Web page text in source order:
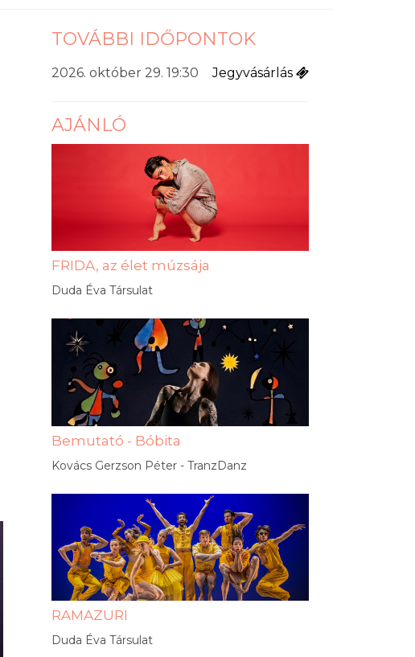
TOVÁBBI IDŐPONTOK
2026. október 29. 19:30 Jegyvásárlás
AJÁNLÓ
FRIDA, az élet múzsája
Duda Éva Társulat
Bemutató - Bóbita
Kovács Gerzson Péter - TranzDanz
RAMAZURI
Duda Éva Társulat